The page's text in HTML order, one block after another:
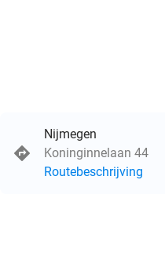
Nijmegen
Koninginnelaan 44
Routebeschrijving